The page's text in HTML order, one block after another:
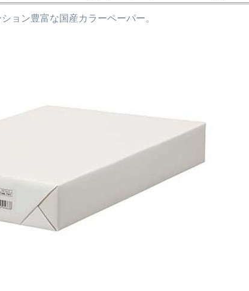
ョン豊富な国産カラーペーパー。